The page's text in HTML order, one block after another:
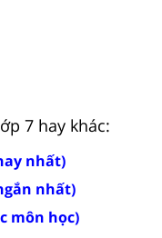
7 hay khác:
nhất)
nhất)
môn học)